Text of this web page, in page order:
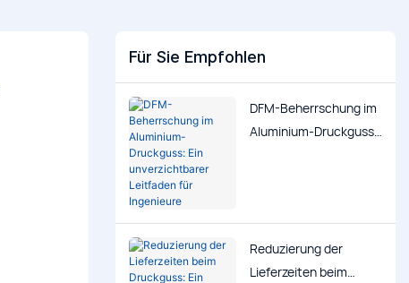
Für Sie Empfohlen
DFM-Beherrschung im
Aluminium-Druckguss:
Reduzierung der
Lieferzeiten beim